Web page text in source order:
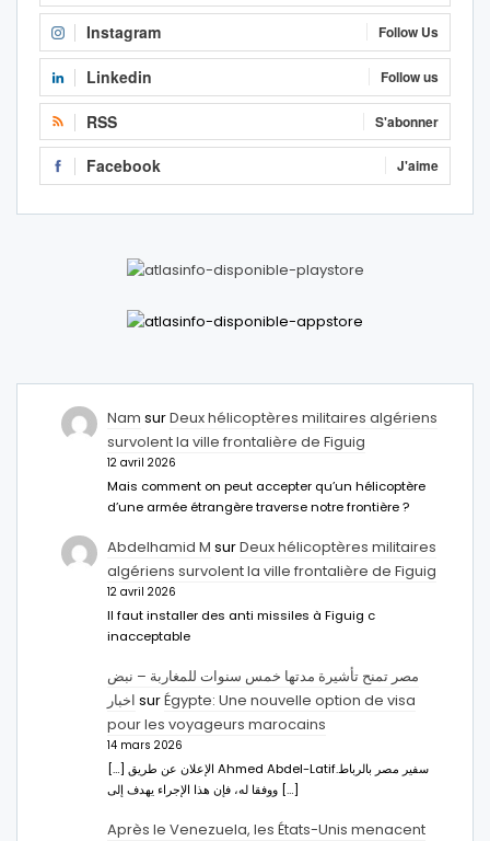
Instagram Follow Us
Linkedin Follow us
RSS S'abonner
Facebook J'aime
Nam surDeux hélicoptères militaires algériens
survolent la ville frontalière de Figuig
12 avril 2026
Mais comment on peut accepter qu’un hélicoptère
d’une armée étrangère traverse notre frontière ?
Abdelhamid M surDeux hélicoptères militaires
algériens survolent la ville frontalière de Figuig
12 avril 2026
Il faut installer des anti missiles à Figuig c
inacceptable
مصر تمنح تأشيرة مدتها خمس سنوات للمغاربة – نبض
اخبار surÉgypte: Une nouvelle option de visa
pour les voyageurs marocains
14 mars 2026
[…] الإعلان عن طريق Ahmed Abdel-Latifسفير مصر بالرباط.
ووفقا له، فإن هذا الإجراء يهدف إلى […]
Après le Venezuela, les États-Unis menacent